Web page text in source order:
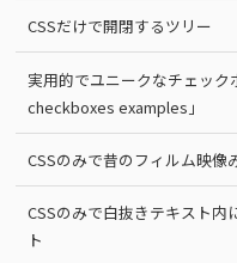
CSSだけで開閉するツリー
実用的でユニークなチェッ
checkboxes examples」
CSSのみで昔のフィルム映像
CSSのみで白抜きテキスト内
ト